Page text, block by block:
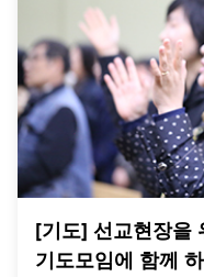
[기도] 선교현장을
기도모임에 함께